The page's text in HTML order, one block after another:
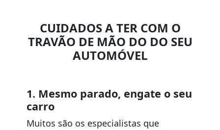
CUIDADOS A TER COM O
TRAVÃO DE MÃO DO DO SEU
AUTOMÓVEL
1. Mesmo parado, engate o seu
carro
Muitos são os especialistas que